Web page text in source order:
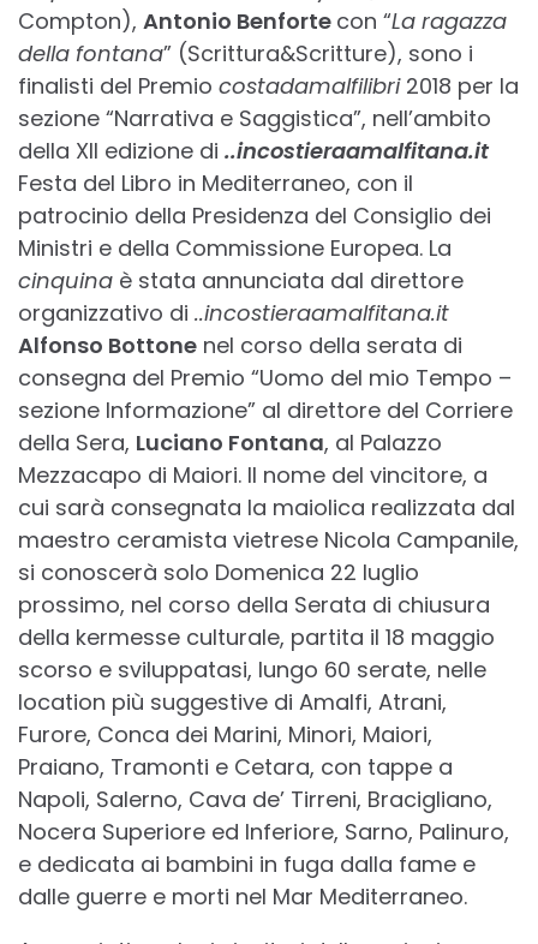
Compton), Antonio Benforte con “La ragazza
della fontana” (Scrittura&Scritture), sono i
finalisti del Premio costadamalfilibri 2018 per la
sezione “Narrativa e Saggistica”, nell’ambito
della XII edizione di ..incostieraamalfitana.it
Festa del Libro in Mediterraneo, con il
patrocinio della Presidenza del Consiglio dei
Ministri e della Commissione Europea. La
cinquina è stata annunciata dal direttore
organizzativo di ..incostieraamalfitana.it
Alfonso Bottone nel corso della serata di
consegna del Premio “Uomo del mio Tempo –
sezione Informazione” al direttore del Corriere
della Sera, Luciano Fontana, al Palazzo
Mezzacapo di Maiori. Il nome del vincitore, a
cui sarà consegnata la maiolica realizzata dal
maestro ceramista vietrese Nicola Campanile,
si conoscerà solo Domenica 22 luglio
prossimo, nel corso della Serata di chiusura
della kermesse culturale, partita il 18 maggio
scorso e sviluppatasi, lungo 60 serate, nelle
location più suggestive di Amalfi, Atrani,
Furore, Conca dei Marini, Minori, Maiori,
Praiano, Tramonti e Cetara, con tappe a
Napoli, Salerno, Cava de’ Tirreni, Bracigliano,
Nocera Superiore ed Inferiore, Sarno, Palinuro,
e dedicata ai bambini in fuga dalla fame e
dalle guerre e morti nel Mar Mediterraneo.